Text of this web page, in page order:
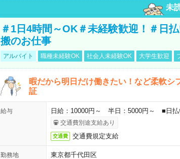
未
＃1日4時間～OK＃未経験歓迎！＃日
搬のお仕事
アルバイト 職種未経験OK 社会人未経験OK 大学生歓迎
暇だから明日だけ働きたい！など柔軟
証
給与 日給：10000円～ 半日：5000円～ ■日払
交通費別途支給あり
交通費 交通費規定支給
勤務地
東京都千代田区